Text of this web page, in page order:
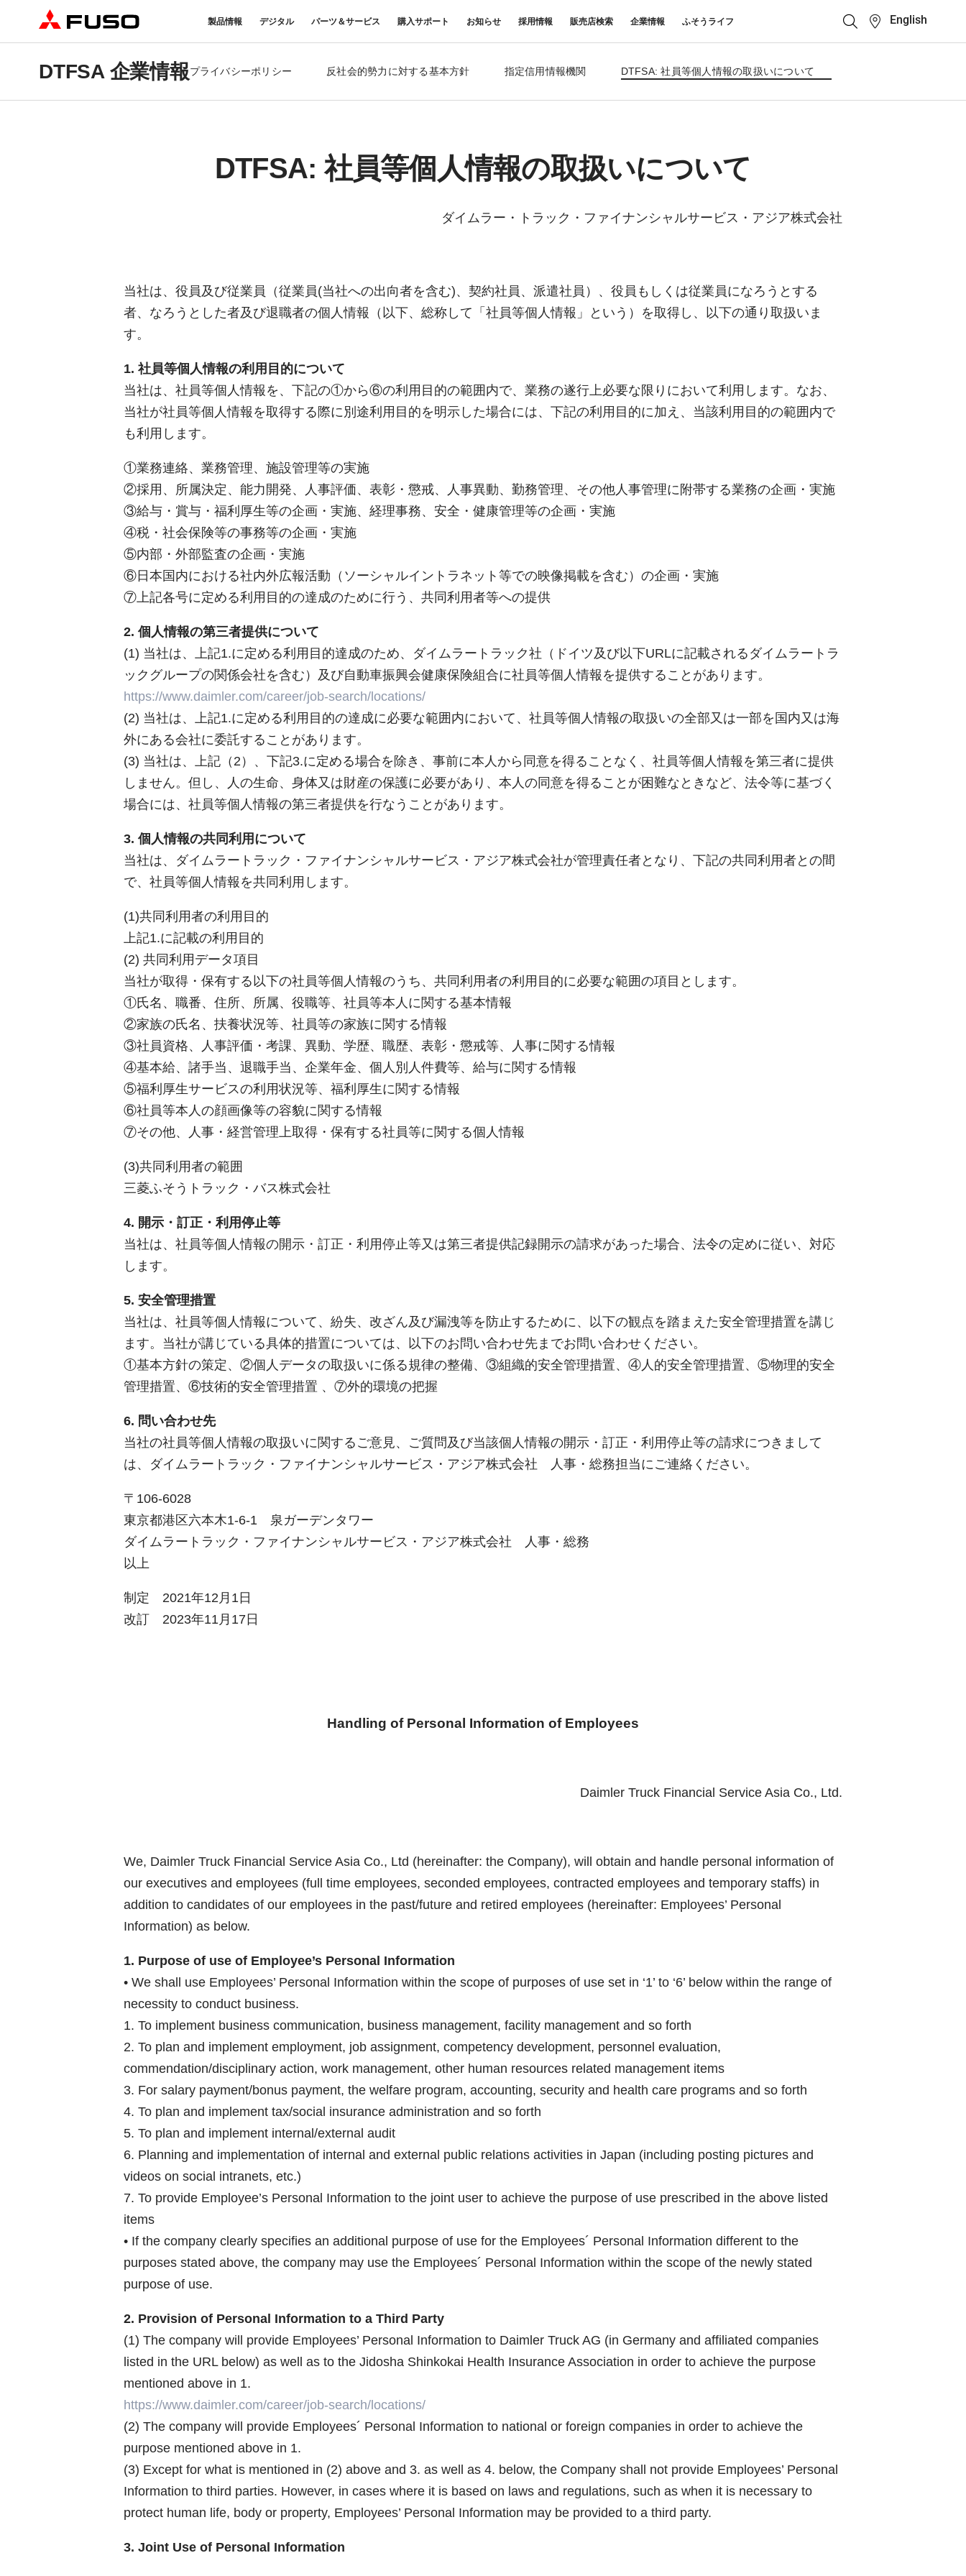
製品情報
トラック
中型トラック 大型トラック
バス 産業用エンジン eモビリティ 中古車
デジタル
トラックコネクト
& バスコネクト
WISE Systems
デジタル製品
パーツ＆サービス
パーツ＆アクセサリー サービス 材料調査・分析サービス
三菱ふそう_ショップ
サイクル
購入サポート
DTFSA企業情報 商品案内
オートローン
FUSOアシスト
FUSOリース
重要なお知らせ
お知らせ
ニュースリリース
お客様へのお知らせ
採用情報 販売店検索 企業情報 ふそうライフ English
DTFSA 企業情報プライバシーポリシー 反社会的勢力に対する基本方針 指定信用情報機関 DTFSA: 社員等個人情報の取扱いについて
DTFSA: 社員等個人情報の取扱いについて
ダイムラー・トラック・ファイナンシャルサービス・アジア株式会社
当社は、役員及び従業員（従業員(当社への出向者を含む)、契約社員、派遣社員）、役員もしくは従業員になろうとする
者、なろうとした者及び退職者の個人情報（以下、総称して「社員等個人情報」という）を取得し、以下の通り取扱いま
す。
1. 社員等個人情報の利用目的について
当社は、社員等個人情報を、下記の①から⑥の利用目的の範囲内で、業務の遂行上必要な限りにおいて利用します。なお、
当社が社員等個人情報を取得する際に別途利用目的を明示した場合には、下記の利用目的に加え、当該利用目的の範囲内で
も利用します。
①業務連絡、業務管理、施設管理等の実施
②採用、所属決定、能力開発、人事評価、表彰・懲戒、人事異動、勤務管理、その他人事管理に附帯する業務の企画・実施
③給与・賞与・福利厚生等の企画・実施、経理事務、安全・健康管理等の企画・実施
④税・社会保険等の事務等の企画・実施
⑤内部・外部監査の企画・実施
⑥日本国内における社内外広報活動（ソーシャルイントラネット等での映像掲載を含む）の企画・実施
⑦上記各号に定める利用目的の達成のために行う、共同利用者等への提供
2. 個人情報の第三者提供について
(1) 当社は、上記1.に定める利用目的達成のため、ダイムラートラック社（ドイツ及び以下URLに記載されるダイムラートラ
ックグループの関係会社を含む）及び自動車振興会健康保険組合に社員等個人情報を提供することがあります。
https://www.daimler.com/career/job-search/locations/
(2) 当社は、上記1.に定める利用目的の達成に必要な範囲内において、社員等個人情報の取扱いの全部又は一部を国内又は海
外にある会社に委託することがあります。
(3) 当社は、上記（2）、下記3.に定める場合を除き、事前に本人から同意を得ることなく、社員等個人情報を第三者に提供
しません。但し、人の生命、身体又は財産の保護に必要があり、本人の同意を得ることが困難なときなど、法令等に基づく
場合には、社員等個人情報の第三者提供を行なうことがあります。
3. 個人情報の共同利用について
当社は、ダイムラートラック・ファイナンシャルサービス・アジア株式会社が管理責任者となり、下記の共同利用者との間
で、社員等個人情報を共同利用します。
(1)共同利用者の利用目的
上記1.に記載の利用目的
(2) 共同利用データ項目
当社が取得・保有する以下の社員等個人情報のうち、共同利用者の利用目的に必要な範囲の項目とします。
①氏名、職番、住所、所属、役職等、社員等本人に関する基本情報
②家族の氏名、扶養状況等、社員等の家族に関する情報
③社員資格、人事評価・考課、異動、学歴、職歴、表彰・懲戒等、人事に関する情報
④基本給、諸手当、退職手当、企業年金、個人別人件費等、給与に関する情報
⑤福利厚生サービスの利用状況等、福利厚生に関する情報
⑥社員等本人の顔画像等の容貌に関する情報
⑦その他、人事・経営管理上取得・保有する社員等に関する個人情報
(3)共同利用者の範囲
三菱ふそうトラック・バス株式会社
4. 開示・訂正・利用停止等
当社は、社員等個人情報の開示・訂正・利用停止等又は第三者提供記録開示の請求があった場合、法令の定めに従い、対応
します。
5. 安全管理措置
当社は、社員等個人情報について、紛失、改ざん及び漏洩等を防止するために、以下の観点を踏まえた安全管理措置を講じ
ます。当社が講じている具体的措置については、以下のお問い合わせ先までお問い合わせください。
①基本方針の策定、②個人データの取扱いに係る規律の整備、③組織的安全管理措置、④人的安全管理措置、⑤物理的安全
管理措置、⑥技術的安全管理措置 、⑦外的環境の把握
6. 問い合わせ先
当社の社員等個人情報の取扱いに関するご意見、ご質問及び当該個人情報の開示・訂正・利用停止等の請求につきまして
は、ダイムラートラック・ファイナンシャルサービス・アジア株式会社 人事・総務担当にご連絡ください。
〒106-6028
東京都港区六本木1-6-1 泉ガーデンタワー
ダイムラートラック・ファイナンシャルサービス・アジア株式会社 人事・総務
以上
制定 2021年12月1日
改訂 2023年11月17日
Handling of Personal Information of Employees
Daimler Truck Financial Service Asia Co., Ltd.
We, Daimler Truck Financial Service Asia Co., Ltd (hereinafter: the Company), will obtain and handle personal information of
our executives and employees (full time employees, seconded employees, contracted employees and temporary staffs) in
addition to candidates of our employees in the past/future and retired employees (hereinafter: Employees’ Personal
Information) as below.
1. Purpose of use of Employee’s Personal Information
• We shall use Employees’ Personal Information within the scope of purposes of use set in ‘1’ to ‘6’ below within the range of
necessity to conduct business.
1. To implement business communication, business management, facility management and so forth
2. To plan and implement employment, job assignment, competency development, personnel evaluation,
commendation/disciplinary action, work management, other human resources related management items
3. For salary payment/bonus payment, the welfare program, accounting, security and health care programs and so forth
4. To plan and implement tax/social insurance administration and so forth
5. To plan and implement internal/external audit
6. Planning and implementation of internal and external public relations activities in Japan (including posting pictures and
videos on social intranets, etc.)
7. To provide Employee’s Personal Information to the joint user to achieve the purpose of use prescribed in the above listed
items
• If the company clearly specifies an additional purpose of use for the Employees´ Personal Information different to the
purposes stated above, the company may use the Employees´ Personal Information within the scope of the newly stated
purpose of use.
2. Provision of Personal Information to a Third Party
(1) The company will provide Employees’ Personal Information to Daimler Truck AG (in Germany and affiliated companies
listed in the URL below) as well as to the Jidosha Shinkokai Health Insurance Association in order to achieve the purpose
mentioned above in 1.
https://www.daimler.com/career/job-search/locations/
(2) The company will provide Employees´ Personal Information to national or foreign companies in order to achieve the
purpose mentioned above in 1.
(3) Except for what is mentioned in (2) above and 3. as well as 4. below, the Company shall not provide Employees’ Personal
Information to third parties. However, in cases where it is based on laws and regulations, such as when it is necessary to
protect human life, body or property, Employees’ Personal Information may be provided to a third party.
3. Joint Use of Personal Information